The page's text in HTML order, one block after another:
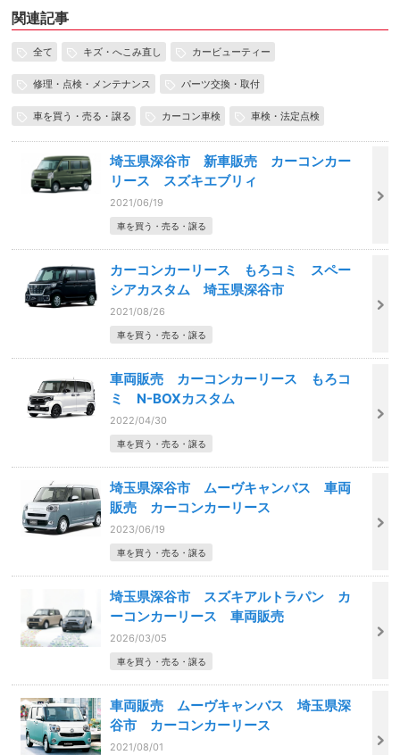
関連記事
全て キズ・へこみ直し カービューティー
修理・点検・メンテナンス パーツ交換・取付
車を買う・売る・譲る カーコン車検 車検・法定点検
埼玉県深谷市 新車販売 カーコンカー
リース スズキエブリィ
2021/06/19
車を買う・売る・譲る
カーコンカーリース もろコミ スペー
シアカスタム 埼玉県深谷市
2021/08/26
車を買う・売る・譲る
車両販売 カーコンカーリース もろコ
ミ N-BOXカスタム
2022/04/30
車を買う・売る・譲る
埼玉県深谷市 ムーヴキャンバス 車両
販売 カーコンカーリース
2023/06/19
車を買う・売る・譲る
埼玉県深谷市 スズキアルトラパン カ
ーコンカーリース 車両販売
2026/03/05
車を買う・売る・譲る
車両販売 ムーヴキャンバス 埼玉県深
谷市 カーコンカーリース
2021/08/01